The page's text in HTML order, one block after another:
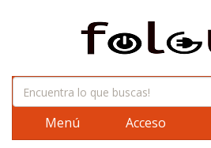
Menú Acceso